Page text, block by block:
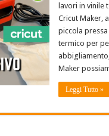
lavori in vinile
Cricut Maker,
piccola
termico per
Maker
Leggi Tutto »